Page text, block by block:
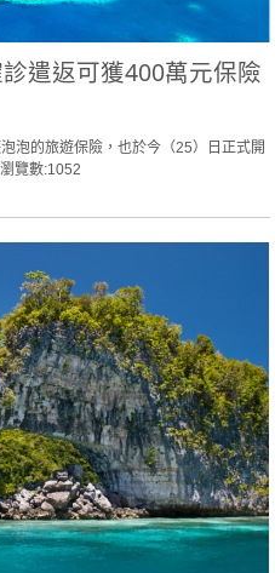
遣返可獲400萬元保險
泡的旅遊保險，也於今（25）日正式開
瀏覽數:1052